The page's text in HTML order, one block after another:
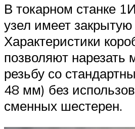
В токарном станке
узел имеет
Характеристики
позволяют нарезать
резьбу со
48 мм) без
сменных шестерен.